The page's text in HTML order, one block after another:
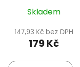
Skladem
147,93 Kč bez DPH
179 Kč